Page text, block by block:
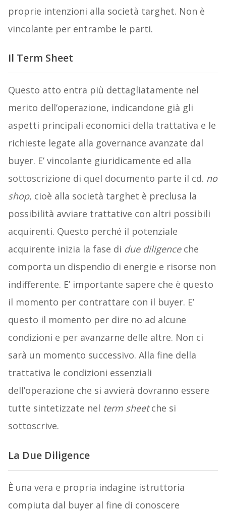
proprie intenzioni alla società targhet. Non è
vincolante per entrambe le parti.
Il Term Sheet
Questo atto entra più dettagliatamente nel
merito dell’operazione, indicandone già gli
aspetti principali economici della trattativa e le
richieste legate alla governance avanzate dal
buyer. E’ vincolante giuridicamente ed alla
sottoscrizione di quel documento parte il cd. no
shop, cioè alla società targhet è preclusa la
possibilità avviare trattative con altri possibili
acquirenti. Questo perché il potenziale
acquirente inizia la fase di due diligenceche
comporta un dispendio di energie e risorse non
indifferente. E’ importante sapere che è questo
il momento per contrattare con il buyer. E’
questo il momento per dire no ad alcune
condizioni e per avanzarne delle altre. Non ci
sarà un momento successivo. Alla fine della
trattativa le condizioni essenziali
dell’operazione che si avvierà dovranno essere
tutte sintetizzate nel term sheetche si
sottoscrive.
La Due Diligence
È una vera e propria indagine istruttoria
compiuta dal buyer al fine di conoscere